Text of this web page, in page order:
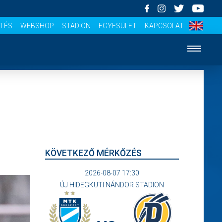
WEBSHOP STADION EGYESÜLET KAPCSOLAT
KÖVETKEZŐ MÉRKŐZÉS
2026-08-07 17:30
ÚJ HIDEGKUTI NÁNDOR STADION